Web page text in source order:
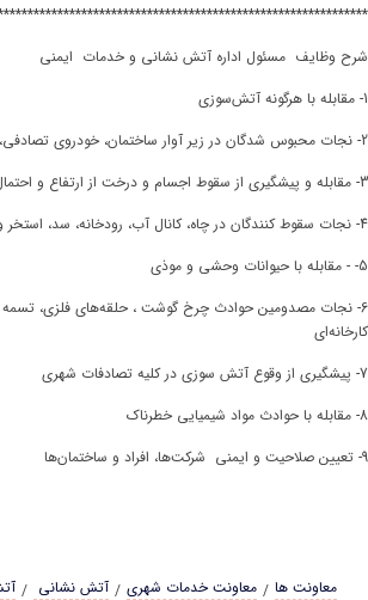
شرح وظایف مسئول اداره آتش نشانی و خدمات ایمنی
1- مقابله با هرگونه آتش‌سوزی
2- نجات محبوس شدگان در زیر آوار ساختمان، خودروی تصادفی، آسانسور و...
3- مقابله و پیشگیری از سقوط اجسام و درخت از ارتفاع و احتمال خطر برای شهروندان
4- نجات سقوط کنندگان در چاه، کانال آب، رودخانه، سد، استخر و...
5- - مقابله با حیوانات وحشی و موذی
6- نجات مصدومین حوادث
چرخ گوشت ، حلقه‌های فلزی، تسمه
کارخانه‌ای
7- پیشگیری از وقوع آتش سوزی در کلیه تصادفات شهری
8- مقابله با حوادث مواد شیمیایی خطرناک
9- تعیین صلاحیت و ایمنی شرکت‌ها، افراد و ساختمان‌ها
معاونت ها معاونت خدمات شهری آتش نشانی